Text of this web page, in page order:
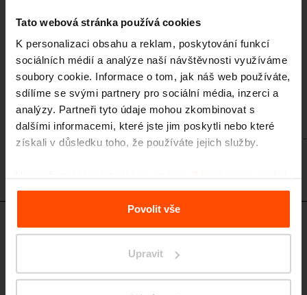
Tato webová stránka používá cookies
K personalizaci obsahu a reklam, poskytování funkcí
sociálních médií a analýze naší návštěvnosti využíváme
soubory cookie. Informace o tom, jak náš web používáte,
sdílíme se svými partnery pro sociální média, inzerci a
analýzy. Partneři tyto údaje mohou zkombinovat s
dalšími informacemi, které jste jim poskytli nebo které
získali v důsledku toho, že používáte jejich služby.
osobních údajů.
Povolit vše
Upravit
ocelové tělo, opláštění ocelovým nebo nerezovým plechem, 50 l
NXT370 - NXT375
Dvojitý odpadkový koš / se stříškou
ocelové tělo, opláštění ocelovým nebo nerezovým plechem, 2x 50 l